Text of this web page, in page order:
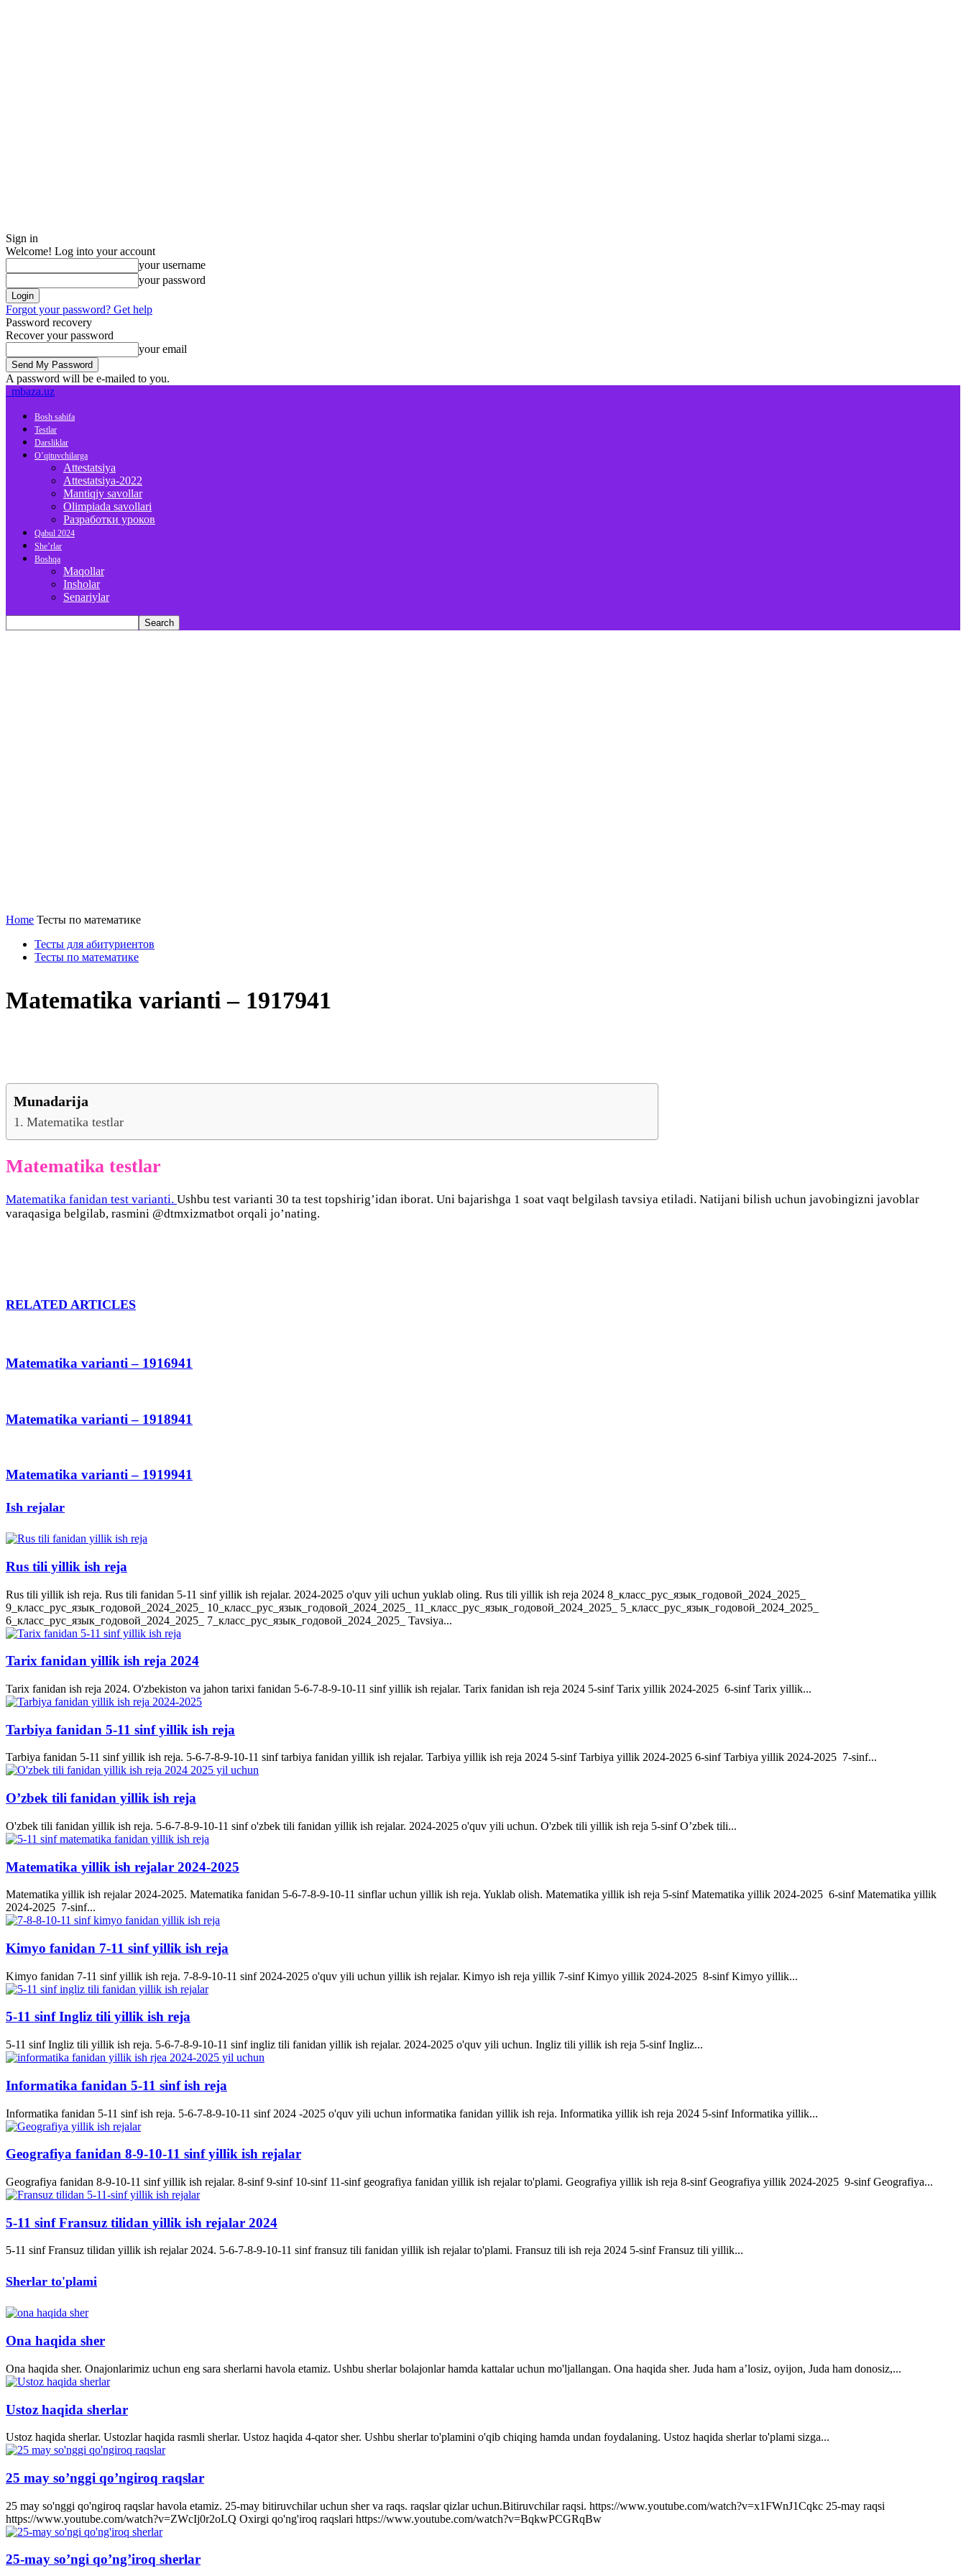
Sign in
Welcome! Log into your account
your username
your password
Forgot your password? Get help
Password recovery
Recover your password
your email
A password will be e-mailed to you.
mbaza.uz
Bosh sahifa
Testlar
Darsliklar
O’qituvchilarga
Attestatsiya
Attestatsiya-2022
Mantiqiy savollar
Olimpiada savollari
Разработки уроков
Qabul 2024
She’rlar
Boshqa
Maqollar
Insholar
Senariylar
Home Тесты по математике
Тесты для абитуриентов
Тесты по математике
Matematika varianti – 1917941
Munadarija
Matematika testlar
Matematika testlar
Matematika fanidan test varianti. Ushbu test varianti 30 ta test topshirig’idan iborat. Uni bajarishga 1 soat vaqt belgilash tavsiya etiladi. Natijani bilish uchun javobingizni javoblar
varaqasiga belgilab, rasmini @dtmxizmatbot orqali jo’nating.
RELATED ARTICLES
Matematika varianti – 1916941
Matematika varianti – 1918941
Matematika varianti – 1919941
Ish rejalar
Rus tili yillik ish reja
Rus tili yillik ish reja. Rus tili fanidan 5-11 sinf yillik ish rejalar. 2024-2025 o'quv yili uchun yuklab oling. Rus tili yillik ish reja 2024 8_класс_рус_язык_годовой_2024_2025_
9_класс_рус_язык_годовой_2024_2025_ 10_класс_рус_язык_годовой_2024_2025_ 11_класс_рус_язык_годовой_2024_2025_ 5_класс_рус_язык_годовой_2024_2025_
6_класс_рус_язык_годовой_2024_2025_ 7_класс_рус_язык_годовой_2024_2025_ Tavsiya...
Tarix fanidan yillik ish reja 2024
Tarix fanidan ish reja 2024. O'zbekiston va jahon tarixi fanidan 5-6-7-8-9-10-11 sinf yillik ish rejalar. Tarix fanidan ish reja 2024 5-sinf Tarix yillik 2024-2025 6-sinf Tarix yillik...
Tarbiya fanidan 5-11 sinf yillik ish reja
Tarbiya fanidan 5-11 sinf yillik ish reja. 5-6-7-8-9-10-11 sinf tarbiya fanidan yillik ish rejalar. Tarbiya yillik ish reja 2024 5-sinf Tarbiya yillik 2024-2025 6-sinf Tarbiya yillik 2024-2025 7-sinf...
O’zbek tili fanidan yillik ish reja
O'zbek tili fanidan yillik ish reja. 5-6-7-8-9-10-11 sinf o'zbek tili fanidan yillik ish rejalar. 2024-2025 o'quv yili uchun. O'zbek tili yillik ish reja 5-sinf O’zbek tili...
Matematika yillik ish rejalar 2024-2025
Matematika yillik ish rejalar 2024-2025. Matematika fanidan 5-6-7-8-9-10-11 sinflar uchun yillik ish reja. Yuklab olish. Matematika yillik ish reja 5-sinf Matematika yillik 2024-2025 6-sinf Matematika yillik
2024-2025 7-sinf...
Kimyo fanidan 7-11 sinf yillik ish reja
Kimyo fanidan 7-11 sinf yillik ish reja. 7-8-9-10-11 sinf 2024-2025 o'quv yili uchun yillik ish rejalar. Kimyo ish reja yillik 7-sinf Kimyo yillik 2024-2025 8-sinf Kimyo yillik...
5-11 sinf Ingliz tili yillik ish reja
5-11 sinf Ingliz tili yillik ish reja. 5-6-7-8-9-10-11 sinf ingliz tili fanidan yillik ish rejalar. 2024-2025 o'quv yili uchun. Ingliz tili yillik ish reja 5-sinf Ingliz...
Informatika fanidan 5-11 sinf ish reja
Informatika fanidan 5-11 sinf ish reja. 5-6-7-8-9-10-11 sinf 2024 -2025 o'quv yili uchun informatika fanidan yillik ish reja. Informatika yillik ish reja 2024 5-sinf Informatika yillik...
Geografiya fanidan 8-9-10-11 sinf yillik ish rejalar
Geografiya fanidan 8-9-10-11 sinf yillik ish rejalar. 8-sinf 9-sinf 10-sinf 11-sinf geografiya fanidan yillik ish rejalar to'plami. Geografiya yillik ish reja 8-sinf Geografiya yillik 2024-2025 9-sinf Geografiya...
5-11 sinf Fransuz tilidan yillik ish rejalar 2024
5-11 sinf Fransuz tilidan yillik ish rejalar 2024. 5-6-7-8-9-10-11 sinf fransuz tili fanidan yillik ish rejalar to'plami. Fransuz tili ish reja 2024 5-sinf Fransuz tili yillik...
Sherlar to'plami
Ona haqida sher
Ona haqida sher. Onajonlarimiz uchun eng sara sherlarni havola etamiz. Ushbu sherlar bolajonlar hamda kattalar uchun mo'ljallangan. Ona haqida sher. Juda ham a’losiz, oyijon, Juda ham donosiz,...
Ustoz haqida sherlar
Ustoz haqida sherlar. Ustozlar haqida rasmli sherlar. Ustoz haqida 4-qator sher. Ushbu sherlar to'plamini o'qib chiqing hamda undan foydalaning. Ustoz haqida sherlar to'plami sizga...
25 may so’nggi qo’ngiroq raqslar
25 may so'nggi qo'ngiroq raqslar havola etamiz. 25-may bitiruvchilar uchun sher va raqs. raqslar qizlar uchun.Bitiruvchilar raqsi. https://www.youtube.com/watch?v=x1FWnJ1Cqkc 25-may raqsi
https://www.youtube.com/watch?v=ZWcIj0r2oLQ Oxirgi qo'ng'iroq raqslari https://www.youtube.com/watch?v=BqkwPCGRqBw
25-may so’ngi qo’ng’iroq sherlar